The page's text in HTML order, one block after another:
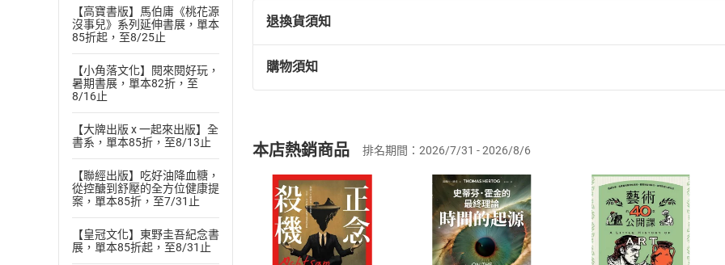
【高寶書版】馬伯庸《桃花源
沒事兒》系列延伸書展，單本
85折起，至8/25止
【小角落文化】閱來閱好玩，
暑期書展，單本82折，至
8/16止
【大牌出版 x 一起來出版】全
書系，單本85折，至8/13止
【聯經出版】吃好油降血糖，
從控醣到舒壓的全方位健康提
案，單本85折，至7/31止
【皇冠文化】東野圭吾紀念書
展，單本85折起，至8/31止
退換貨須知
退換貨規定：
(一)依消費者保護法第19條第1項後段暨通訊交易解除權合理例外情事適用
(二)消費者訂購本店鋪之商品即代表知悉本店鋪所銷售之商品為電子書，
且已下載/存取電子書，不得請求退貨退款。
退貨方式：您欲取消訂單或辦理退貨時，請登入樂天市場，並於「我的訂單
貨」，本店鋪將依您的申請進行審核，待審核通過後將為您辦理退款事宜。
請注意，樂天市場須以整筆訂單為單位進行取消/退貨，恕無法以單支商品取
購物須知
挑選商品
Choose
放入購物車
Shopping cart
登入帳號
Login
購書後，如何開始使用？
本店熱銷商品 排名期間：2026/7/31 - 2026/8/6